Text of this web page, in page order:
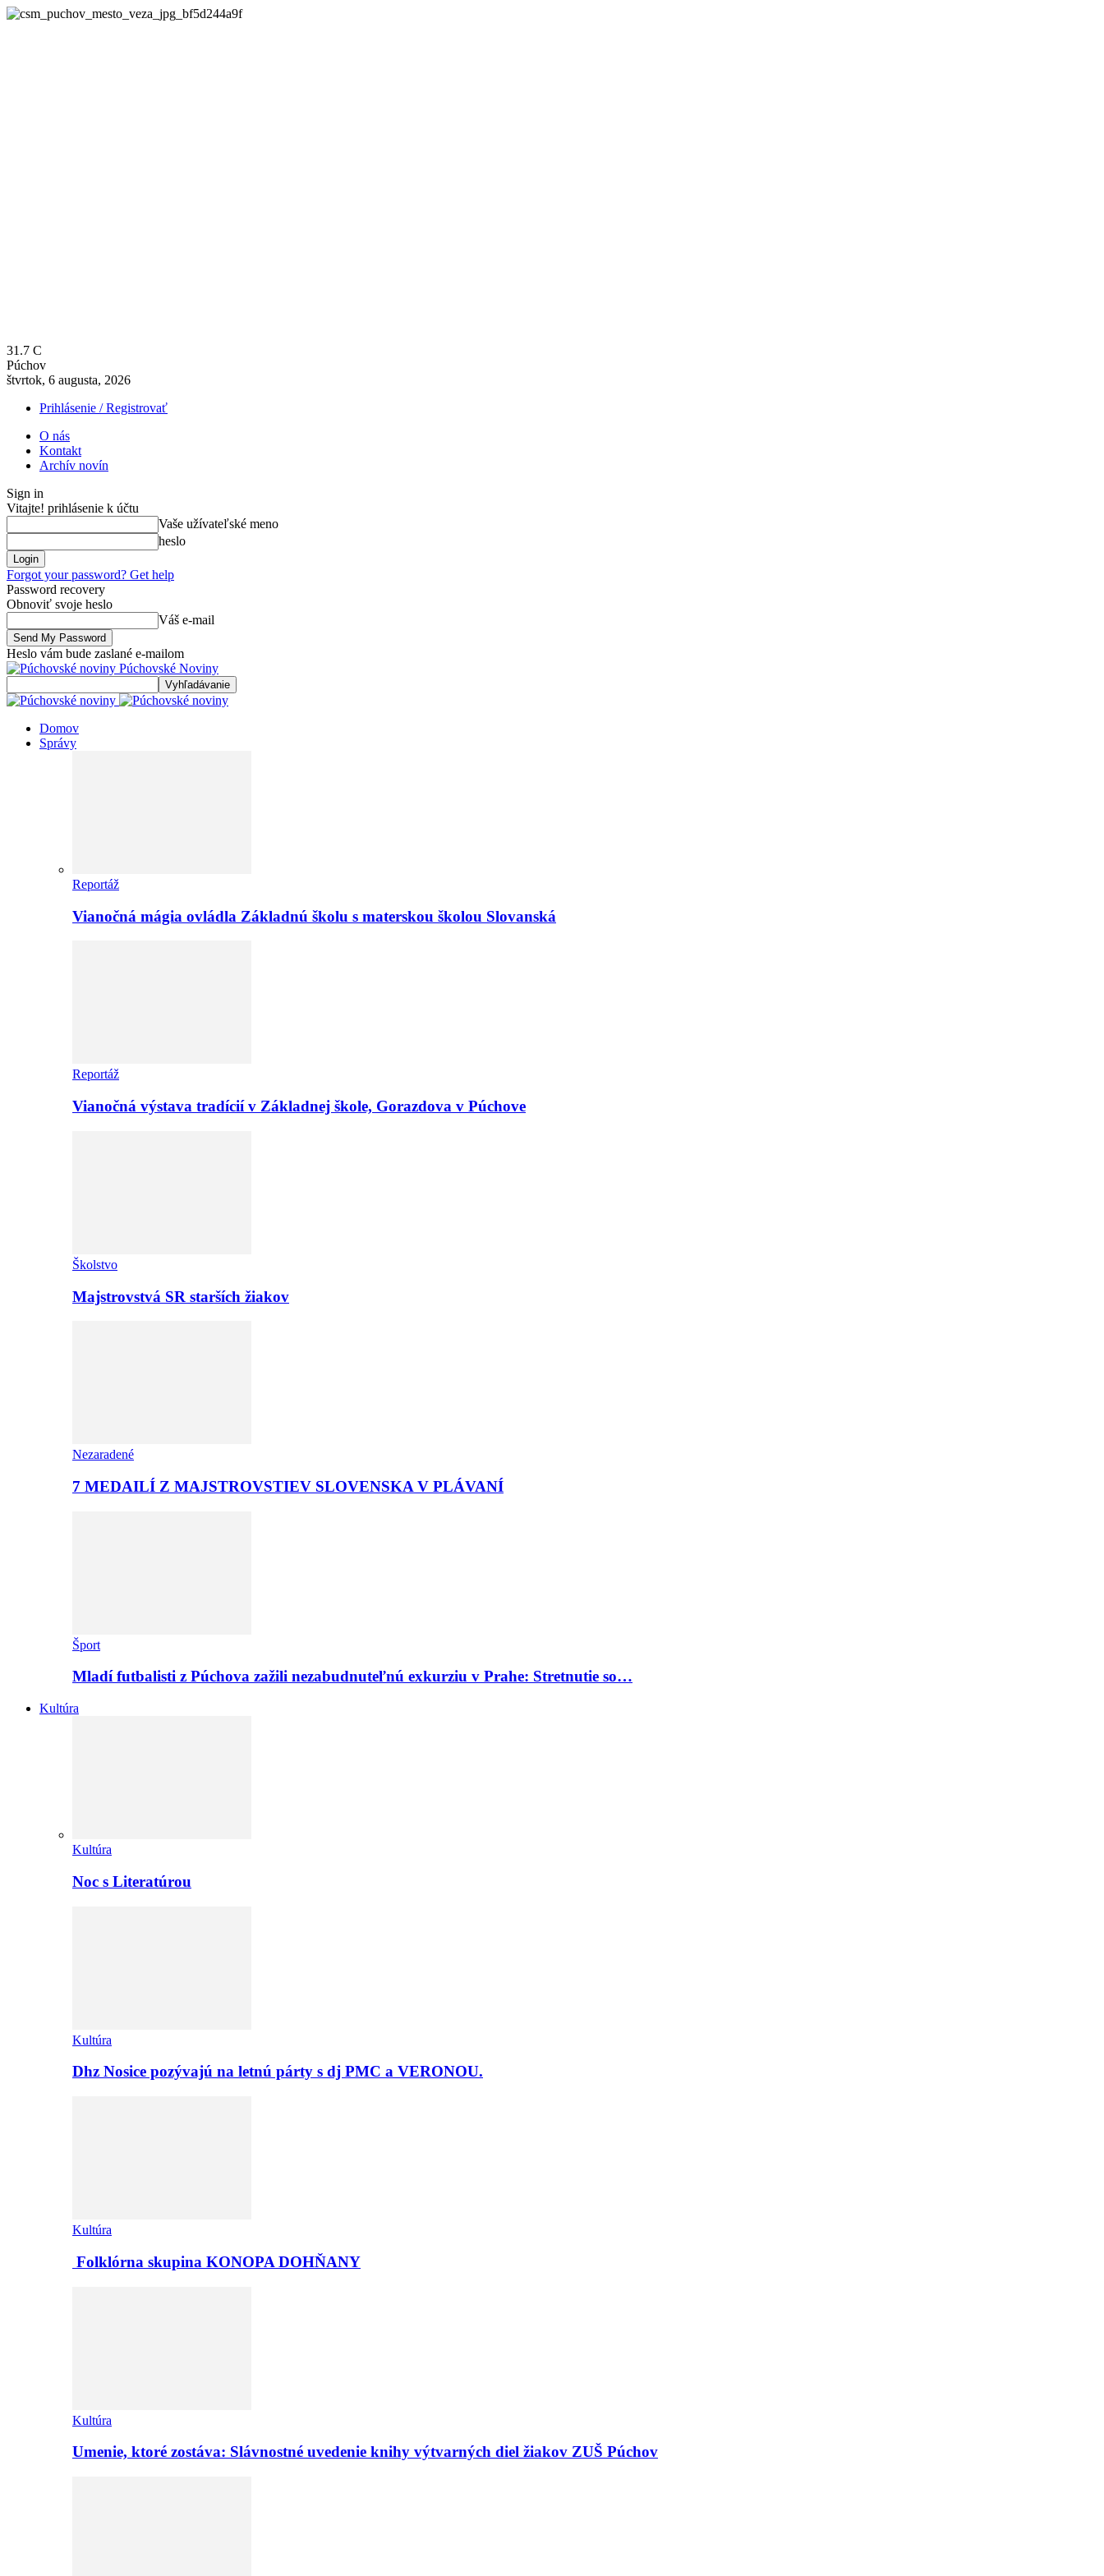
31.7 C
Púchov
štvrtok, 6 augusta, 2026
Prihlásenie / Registrovať
O nás
Kontakt
Archív novín
Sign in
Vitajte! prihlásenie k účtu
Vaše užívateľské meno
heslo
Forgot your password? Get help
Password recovery
Obnoviť svoje heslo
Váš e-mail
Heslo vám bude zaslané e-mailom
Púchovské Noviny
Domov
Správy
Reportáž
Vianočná mágia ovládla Základnú školu s materskou školou Slovanská
Reportáž
Vianočná výstava tradícií v Základnej škole, Gorazdova v Púchove
Školstvo
Majstrovstvá SR starších žiakov
Nezaradené
7 MEDAILÍ Z MAJSTROVSTIEV SLOVENSKA V PLÁVANÍ
Šport
Mladí futbalisti z Púchova zažili nezabudnuteľnú exkurziu v Prahe: Stretnutie so…
Kultúra
Kultúra
Noc s Literatúrou
Kultúra
Dhz Nosice pozývajú na letnú párty s dj PMC a VERONOU.
Kultúra
Folklórna skupina KONOPA DOHŇANY
Kultúra
Umenie, ktoré zostáva: Slávnostné uvedenie knihy výtvarných diel žiakov ZUŠ Púchov